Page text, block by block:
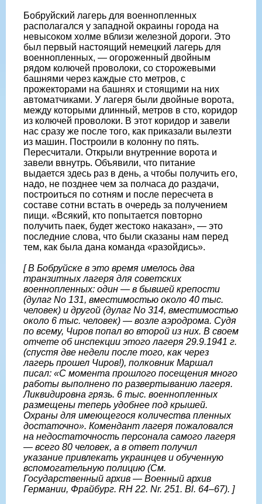
Бобруйский лагерь для военнопленных
располагался у западной окраины города на
невысоком холме вблизи железной дороги. Это
был первый настоящий немецкий лагерь для
военнопленных, — огороженный двойным
рядом колючей проволоки, со сторожевыми
башнями через каждые сто метров, с
прожекторами на башнях и стоящими на них
автоматчиками. У лагеря были двойные ворота,
между которыми длинный, метров в сто, коридор
из колючей проволоки. В этот коридор и завели
нас сразу же после того, как приказали вылезти
из машин. Построили в колонну по пять.
Пересчитали. Открыли внутренние ворота и
завели ввнутрь. Объявили, что питание
выдается здесь раз в день, а чтобы получить его,
надо, не позднее чем за полчаса до раздачи,
построиться по сотням и после пересчета в
составе сотни встать в очередь за получением
пищи. «Всякий, кто попытается повторно
получить паек, будет жестоко наказан», — это
последние слова, что были сказаны нам перед
тем, как была дана команда «разойдись».
[ В Бобруйске в это время имелось два
транзитных лагеря для советских
военнопленных: один — в бывшей крепости
(дулаг No 131, вместимостью около 40 тыс.
человек) и другой (дулаг No 314, вместимостью
около 6 тыс. человек) — возле аэродрома. Судя
по всему, Чиров попал во второй из них. В своем
отчете об инспекции этого лагеря 29.9.1941 г.
(спустя две недели после того, как через
лагерь прошел Чиров!), полковник Маршал
писал: «С момента прошлого посещения много
работы выполнено по развертыванию лагеря.
Ликвидировна грязь. 6 тыс. военнопленных
размещены теперь удобнее под крышей.
Охраны для имеющегося количества пленных
достаточно». Комендант лагеря пожаловался
на недостаточность персонала самого лагеря
— всего 80 человек, а в ответ получил
указание привлекать украинцев и обученную
вспомогательную полицию (См.
Государственный архив — Военный архив
Германии, Фрайбург. RH 22. Nr. 251. Bl. 64–67). ]